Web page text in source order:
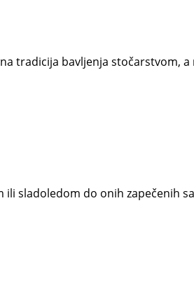
tradicija bavljenja stočarstvom,
sladoledom do onih zapečenih